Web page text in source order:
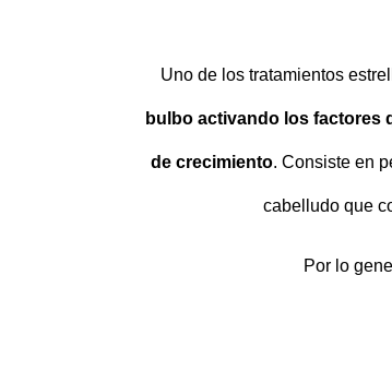
Uno de los tratamientos
bulbo activando los factores
de crecimiento. Consiste en
cabelludo que
Por lo